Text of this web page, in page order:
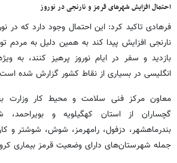
احتمال افزایش شهرهای قرمز و نارنجی در نوروز
فرهادی تاکید کرد: این احتمال وجود دارد که در
نارنجی افزایش پیدا کند به همین دلیل به مردم
بازدید و سفر در ایام نوروز پرهیز کنند، به
انگلیسی در بسیاری از نقاط کشور گزارش شده
معاون مرکز فنی سلامت و محیط کار وزارت
گچساران از استان کهگیلویه و بویراحمد،
بندرماهشهر، دزفول، رامهرمز، شوش، شوشتر و
جمله شهرستان‌های دارای وضعیت قرمز بیماری